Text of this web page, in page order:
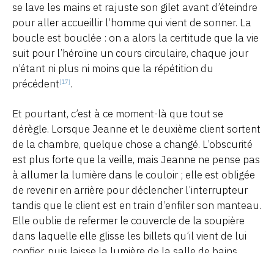
se lave les mains et rajuste son gilet avant d’éteindre
pour aller accueillir l’homme qui vient de sonner. La
boucle est bouclée : on a alors la certitude que la vie
suit pour l’héroïne un cours circulaire, chaque jour
n’étant ni plus ni moins que la répétition du
précédent[17].
Et pourtant, c’est à ce moment-là que tout se
dérègle. Lorsque Jeanne et le deuxième client sortent
de la chambre, quelque chose a changé. L’obscurité
est plus forte que la veille, mais Jeanne ne pense pas
à allumer la lumière dans le couloir ; elle est obligée
de revenir en arrière pour déclencher l’interrupteur
tandis que le client est en train d’enfiler son manteau.
Elle oublie de refermer le couvercle de la soupière
dans laquelle elle glisse les billets qu’il vient de lui